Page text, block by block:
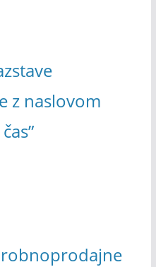
z naslovom